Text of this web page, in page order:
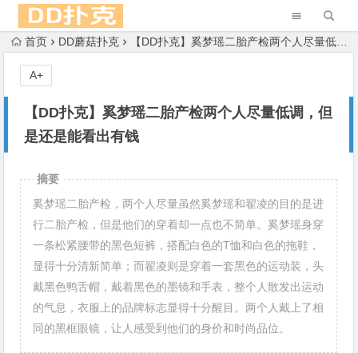
首页 DD蘑菇扑克 【DD扑克】奚梦瑶二胎产检两个人尽量低调，但是还是能看出有钱
【DD扑克】奚梦瑶二胎产检两个人尽量低调，但
是还是能看出有钱
A+
摘要
奚梦瑶二胎产检，两个人尽量虽然奚梦瑶和翟凌的目的是进
行二胎产检，但是他们的穿着却一点也不简单。奚梦瑶身穿
一条松紧腰带的黑色短裤，搭配白色的T恤和白色的拖鞋，
显得十分清新简单；而翟凌则是穿着一套黑色的运动装，头
戴黑色鸭舌帽，戴着黑色的墨镜和手表，整个人散发出运动
的气息，衣服上的品牌标志显得十分醒目。两个人戴上了相
同的黑框眼镜，让人感受到他们的身价和时尚品位。